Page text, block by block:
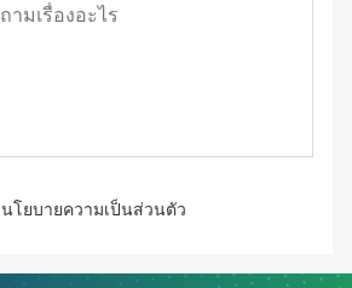
นโยบายความเป็นส่วนตัว